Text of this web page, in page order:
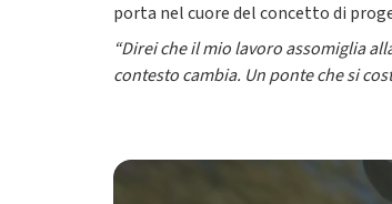
porta nel cuore del concetto di
“Direi che il mio lavoro assomiglia
contesto cambia. Un ponte che si